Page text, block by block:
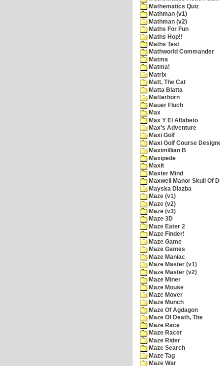
Mathematics Quiz
Mathman (v1)
Mathman (v2)
Maths For Fun
Maths Hop!!
Maths Test
Mathworld Commander
Matma
Matma!
Matrix
Matt, The Cat
Matta Blatta
Matterhorn
Mauer Fluch
Max
Max Y El Alfabeto
Max's Adventure
Maxi Golf
Maxi Golf Course
Maximillian B
Maxipede
Maxit
Maxter Mind
Maxwell Manor Skull Of
Mayska Dlazba
Maze (v1)
Maze (v2)
Maze (v3)
Maze 3D
Maze Eater 2
Maze Finder!
Maze Game
Maze Games
Maze Maniac
Maze Master (v1)
Maze Master (v2)
Maze Miner
Maze Mouse
Maze Mover
Maze Munch
Maze Of Agdagon
Maze Of Death, The
Maze Race
Maze Racer
Maze Rider
Maze Search
Maze Tag
Maze War